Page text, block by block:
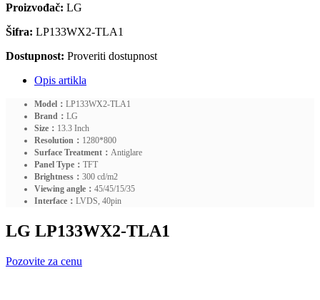
Proizvođač: LG
Šifra: LP133WX2-TLA1
Dostupnost: Proveriti dostupnost
Opis artikla
Model： LP133WX2-TLA1
Brand： LG
Size： 13.3 Inch
Resolution： 1280*800
Surface Treatment： Antiglare
Panel Type： TFT
Brightness： 300 cd/m2
Viewing angle： 45/45/15/35
Interface： LVDS, 40pin
LG LP133WX2-TLA1
Pozovite za cenu